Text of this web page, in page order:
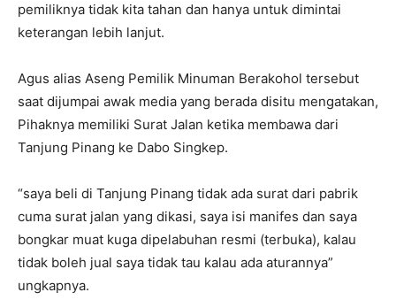
pemiliknya tidak kita tahan dan hanya untuk dimintai
keterangan lebih lanjut.
Agus alias Aseng Pemilik Minuman Berakohol tersebut
saat dijumpai awak media yang berada disitu mengatakan,
Pihaknya memiliki Surat Jalan ketika membawa dari
Tanjung Pinang ke Dabo Singkep.
“saya beli di Tanjung Pinang tidak ada surat dari pabrik
cuma surat jalan yang dikasi, saya isi manifes dan saya
bongkar muat kuga dipelabuhan resmi (terbuka), kalau
tidak boleh jual saya tidak tau kalau ada aturannya”
ungkapnya.